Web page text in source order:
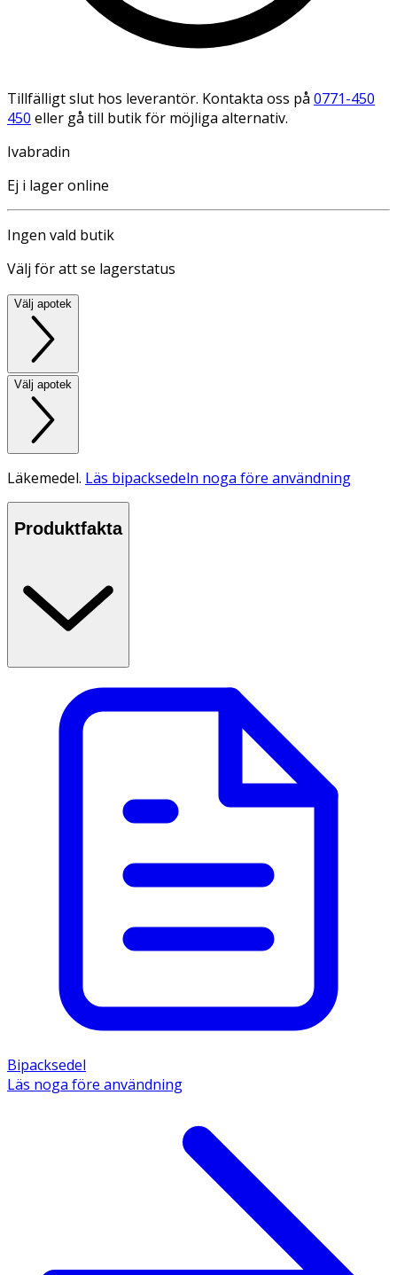
Tillfälligt slut hos leverantör. Kontakta oss på 0771-450
450 eller gå till butik för möjliga alternativ.
Ivabradin
Ej i lager online
Ingen vald butik
Välj för att se lagerstatus
Välj apotek
Välj apotek
Läkemedel. Läs bipacksedeln noga före användning
Produktfakta
Bipacksedel
Läs noga före användning